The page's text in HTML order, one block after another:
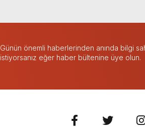
Günün önemli haberlerinden anında bilgi
istiyorsanız eğer haber bültenine üye olun.